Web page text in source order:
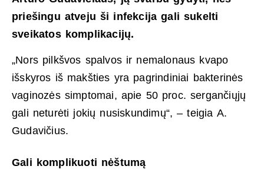
priešingu atveju ši infekcija gali sukelti
sveikatos komplikacijų.
„Nors pilkšvos spalvos ir nemalonaus kvapo
išskyros iš makšties yra pagrindiniai bakterinės
vaginozės simptomai, apie 50 proc. sergančiųjų
gali neturėti jokių nusiskundimų“, – teigia A.
Gudavičius.
Gali komplikuoti nėštumą